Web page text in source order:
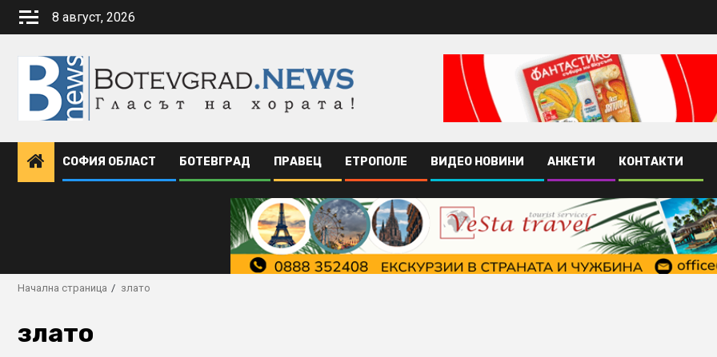
Skip
8 август, 2026
СОФИЯ ОБЛАСТ БОТЕВГРАД ПРАВЕЦ ЕТРОПОЛЕ ВИДЕО НОВИНИ АНКЕТИ КОНТАКТИ
Начална страница злато
злато